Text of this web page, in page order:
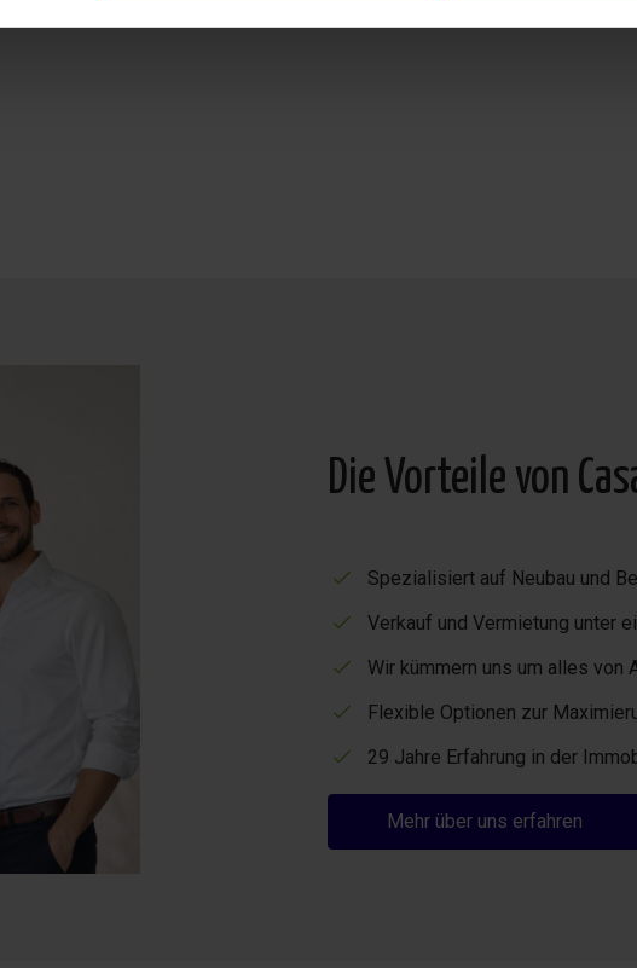
Die Vorteile von
Spezialisiert auf Neubau und
Verkauf und Vermietung unter
Wir kümmern uns um alles von
Flexible Optionen zur
29 Jahre Erfahrung in der
Mehr über uns erfahren